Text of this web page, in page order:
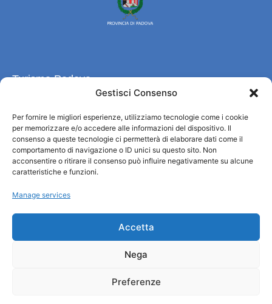
Gestisci Consenso
Per fornire le migliori esperienze, utilizziamo tecnologie come i cookie
per memorizzare e/o accedere alle informazioni del dispositivo. Il
consenso a queste tecnologie ci permetterà di elaborare dati come il
comportamento di navigazione o ID unici su questo sito. Non
acconsentire o ritirare il consenso può influire negativamente su alcune
caratteristiche e funzioni.
Manage services
Accetta
Nega
Preferenze
Turismo Padova
INFORMACIÓN TURÍSTICA / IAT
Política de privacidad
Cookie Policy (UE)
Credits
Información